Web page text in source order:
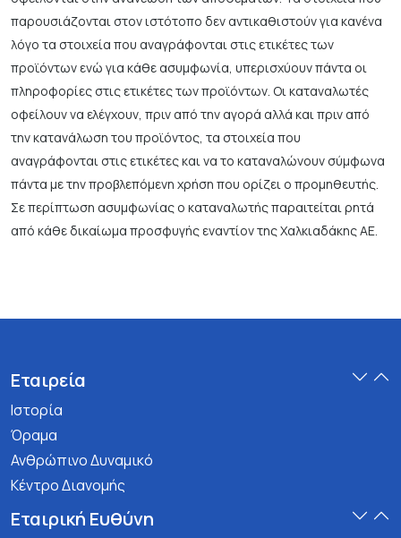
παρουσιάζονται στον ιστότοπο δεν αντικαθιστούν για κανένα
λόγο τα στοιχεία που αναγράφονται στις ετικέτες των
προϊόντων ενώ για κάθε ασυμφωνία, υπερισχύουν πάντα οι
πληροφορίες στις ετικέτες των προϊόντων. Οι καταναλωτές
οφείλουν να ελέγχουν, πριν από την αγορά αλλά και πριν από
την κατανάλωση του προϊόντος, τα στοιχεία που
αναγράφονται στις ετικέτες και να το καταναλώνουν σύμφωνα
πάντα με την προβλεπόμενη χρήση που ορίζει ο προμηθευτής.
Σε περίπτωση ασυμφωνίας ο καταναλωτής παραιτείται ρητά
από κάθε δικαίωμα προσφυγής εναντίον της Χαλκιαδάκης ΑΕ.
Εταιρεία
Ιστορία
Όραμα
Ανθρώπινο Δυναμικό
Κέντρο Διανομής
Εταιρική Ευθύνη